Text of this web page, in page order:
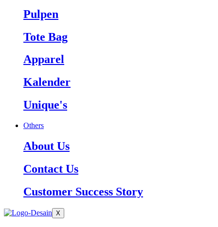
Pulpen
Tote Bag
Apparel
Kalender
Unique's
Others
About Us
Contact Us
Customer Success Story
X